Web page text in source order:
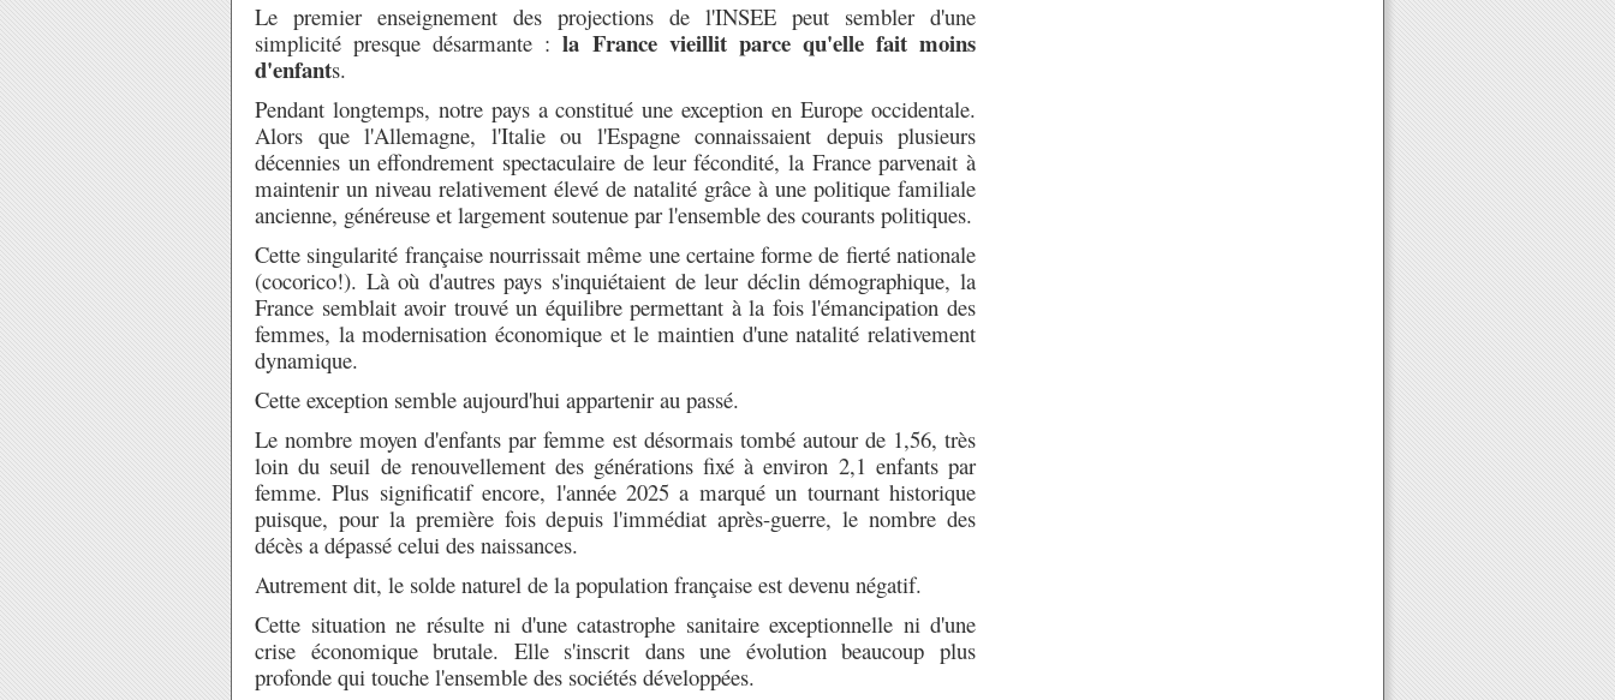
Le premier enseignement des projections de l'INSEE peut sembler d'une
simplicité presque désarmante :la France vieillit parce qu'elle fait moins
d'enfants.
Pendant longtemps, notre pays a constitué une exception en Europe occidentale.
Alors que l'Allemagne, l'Italie ou l'Espagne connaissaient depuis plusieurs
décennies un effondrement spectaculaire de leur fécondité, la France parvenait à
maintenir un niveau relativement élevé de natalité grâce à une politique familiale
ancienne, généreuse et largement soutenue par l'ensemble des courants politiques.
Cette singularité française nourrissait même une certaine forme de fierté nationale
(cocorico!). Là où d'autres pays s'inquiétaient de leur déclin démographique, la
France semblait avoir trouvé un équilibre permettant à la fois l'émancipation des
femmes, la modernisation économique et le maintien d'une natalité relativement
dynamique.
Cette exception semble aujourd'hui appartenir au passé.
Le nombre moyen d'enfants par femme est désormais tombé autour de 1,56, très
loin du seuil de renouvellement des générations fixé à environ 2,1 enfants par
femme. Plus significatif encore, l'année 2025 a marqué un tournant historique
puisque, pour la première fois depuis l'immédiat après-guerre, le nombre des
décès a dépassé celui des naissances.
Autrement dit, le solde naturel de la population française est devenu négatif.
Cette situation ne résulte ni d'une catastrophe sanitaire exceptionnelle ni d'une
crise économique brutale. Elle s'inscrit dans une évolution beaucoup plus
profonde qui touche l'ensemble des sociétés développées.